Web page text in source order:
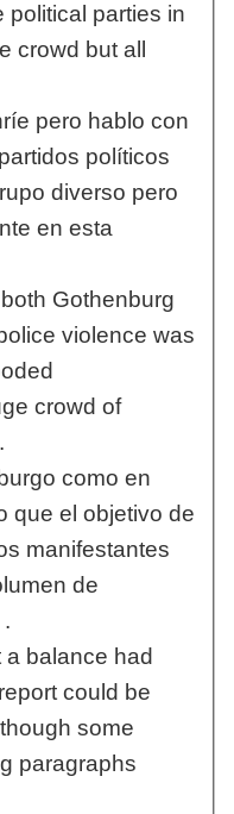
political parties in
crowd but all
pero hablo con
políticos
diverso pero
en esta
Gothenburg
violence was
crowd of
como en
que el objetivo de
manifestantes
de
balance had
could be
some
paragraphs